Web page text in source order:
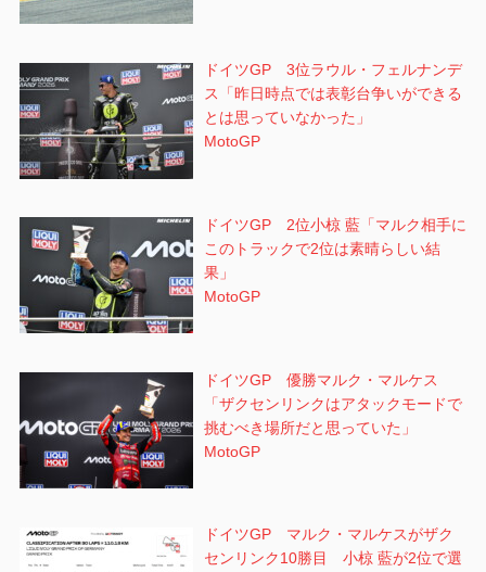
ドイツGP 3位ラウル・フェルナンデ
ス「昨日時点では表彰台争いができる
とは思っていなかった」
MotoGP
ドイツGP 2位小椋 藍「マルク相手に
このトラックで2位は素晴らしい結
果」
MotoGP
ドイツGP 優勝マルク・マルケス
「ザクセンリンクはアタックモードで
挑むべき場所だと思っていた」
MotoGP
ドイツGP マルク・マルケスがザク
センリンク10勝目 小椋 藍が2位で選